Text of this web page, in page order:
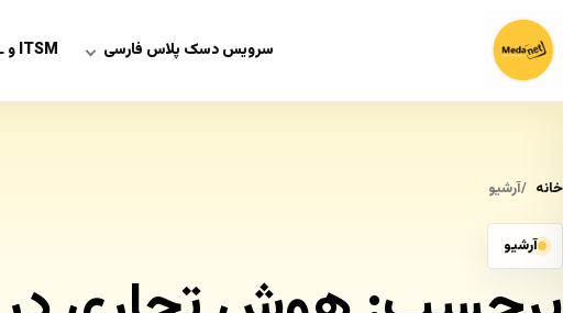
سرویس دسک پلاس فارسی ITSM و ITIL
خانه آرشیو
آرشیو